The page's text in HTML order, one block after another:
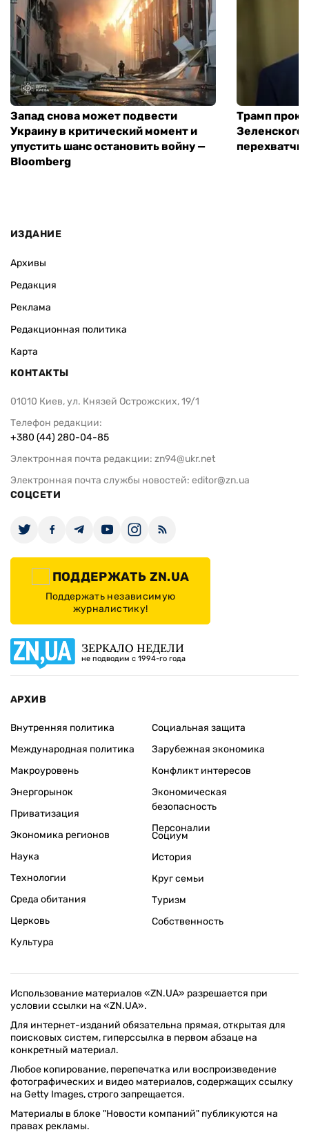
Запад снова может подвести
Украину в критический момент и
упустить шанс остановить войну —
Bloomberg
Трамп
Зеленского
ИЗДАНИЕ
Архивы
Редакция
Реклама
Редакционная политика
Карта
КОНТАКТЫ
01010 Киев, ул. Князей Острожских, 19/1
Телефон редакции:
+380 (44) 280-04-85
Электронная почта редакции: zn94@ukr.net
Электронная почта службы новостей: editor@zn.ua
СОЦСЕТИ
ПОДДЕРЖАТЬ ZN.UA
Поддержать независимую
журналистику!
ЗЕРКАЛО НЕДЕЛИ
не подводим с 1994-го года
АРХИВ
Внутренняя политика
Международная политика
Макроуровень
Энергорынок
Приватизация
Экономика регионов
Социальная защита
Зарубежная экономика
Конфликт интересов
Экономическая
безопасность
Персоналии
Наука
Технологии
Среда обитания
Церковь
Культура
Социум
История
Круг семьи
Туризм
Собственность
Использование материалов «ZN.UA» разрешается при
условии ссылки на «ZN.UA».
Для интернет-изданий обязательна прямая, открытая для
поисковых систем, гиперссылка в первом абзаце на
конкретный материал.
Любое копирование, перепечатка или воспроизведение
фотографических и видео материалов, содержащих ссылку
на Getty Images, строго запрещается.
Материалы в блоке "Новости компаний" публикуются на
правах рекламы.